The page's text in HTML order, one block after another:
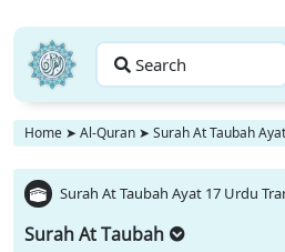
Search
Home ➤ Al-Quran ➤ Surah At Taubah
Surah At Taubah Ayat 17 Urdu
Surah At Taubah